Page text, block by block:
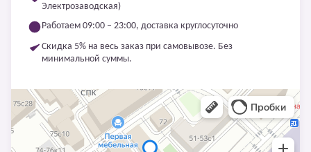
Электрозаводская)
Работаем 09:00 – 23:00, доставка круглосуточно
Скидка 5% на весь заказ при самовывозе. Без
минимальной суммы.